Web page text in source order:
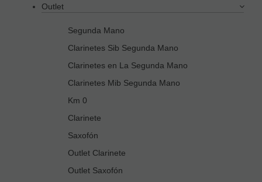
Outlet
Segunda Mano
Clarinetes Sib Segunda Mano
Clarinetes en La Segunda Mano
Clarinetes Mib Segunda Mano
Km 0
Clarinete
Saxofón
Outlet Clarinete
Outlet Saxofón